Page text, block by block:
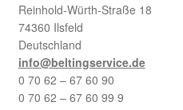
Reinhold-Würth-Straße 18
74360 Ilsfeld
Deutschland
info@beltingservice.de
0 70 62 – 67 60 90
0 70 62 – 67 60 99 9